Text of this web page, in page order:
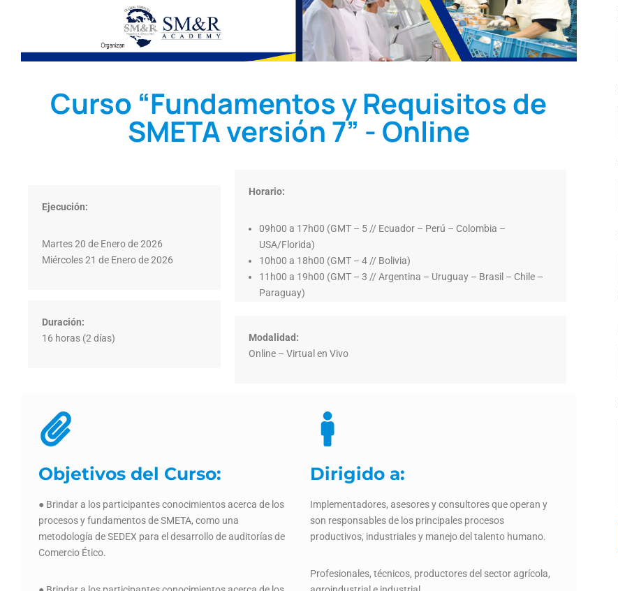
Curso “Fundamentos y Requisitos de
SMETA versión 7” - Online
Ejecución:
Martes 20 de Enero de 2026
Miércoles 21 de Enero de 2026
Duración:
16 horas (2 días)
Horario:
09h00 a 17h00 (GMT – 5 // Ecuador – Perú – Colombia –
USA/Florida)
10h00 a 18h00 (GMT – 4 // Bolivia)
11h00 a 19h00 (GMT – 3 // Argentina – Uruguay – Brasil – Chile –
Paraguay)
Modalidad:
Online – Virtual en Vivo
Objetivos del Curso:
● Brindar a los participantes conocimientos acerca de los
procesos y fundamentos de SMETA, como una
metodología de SEDEX para el desarrollo de auditorías de
Comercio Ético.
Dirigido a:
Implementadores, asesores y consultores que operan y
son responsables de los principales procesos
productivos, industriales y manejo del talento humano.
Profesionales, técnicos, productores del sector agrícola,